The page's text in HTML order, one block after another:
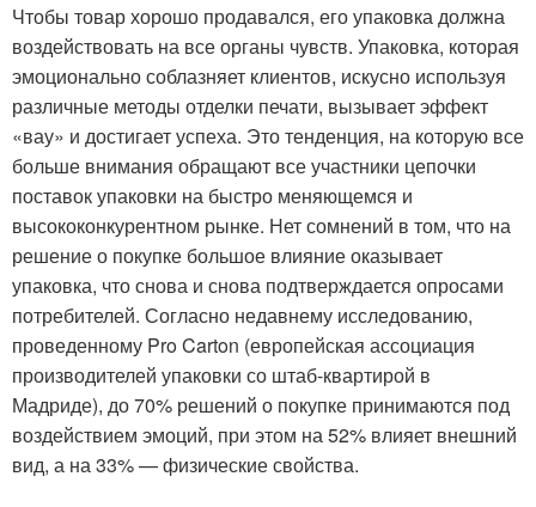
Чтобы товар хорошо продавался, его упаковка должна
воздействовать на все органы чувств. Упаковка, которая
эмоционально соблазняет клиентов, искусно используя
различные методы отделки печати, вызывает эффект
«вау» и достигает успеха. Это тенденция, на которую все
больше внимания обращают все участники цепочки
поставок упаковки на быстро меняющемся и
высококонкурентном рынке. Нет сомнений в том, что на
решение о покупке большое влияние оказывает
упаковка, что снова и снова подтверждается опросами
потребителей. Согласно недавнему исследованию,
проведенному Pro Carton (европейская ассоциация
производителей упаковки со штаб-квартирой в
Мадриде), до 70% решений о покупке принимаются под
воздействием эмоций, при этом на 52% влияет внешний
вид, а на 33% — физические свойства.